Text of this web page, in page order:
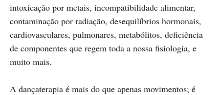
intoxicação por metais, incompatibilidade alimentar,
contaminação por radiação, desequilíbrios hormonais,
cardiovasculares, pulmonares, metabólitos, deficiência
de componentes que regem toda a nossa fisiologia, e
muito mais.
A dançaterapia é mais do que apenas movimentos; é